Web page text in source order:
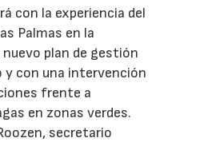
con la experiencia del
Palmas en la
plan de gestión
y con una intervención
frente a
en zonas verdes.
secretario